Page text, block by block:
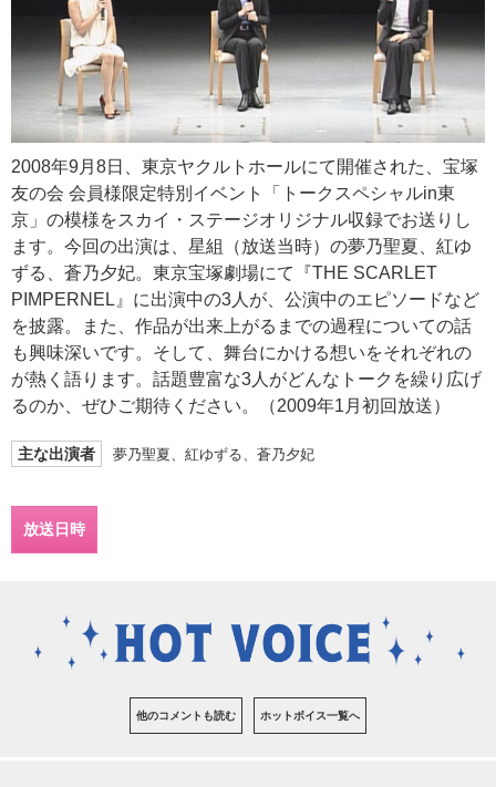
2008年9月8日、東京ヤクルトホールにて開催された、宝塚
友の会 会員様限定特別イベント「トークスペシャルin東
京」の模様をスカイ・ステージオリジナル収録でお送りし
ます。今回の出演は、星組（放送当時）の夢乃聖夏、紅ゆ
ずる、蒼乃夕妃。東京宝塚劇場にて『THE SCARLET
PIMPERNEL』に出演中の3人が、公演中のエピソードなど
を披露。また、作品が出来上がるまでの過程についての話
も興味深いです。そして、舞台にかける想いをそれぞれの
が熱く語ります。話題豊富な3人がどんなトークを繰り広げ
るのか、ぜひご期待ください。（2009年1月初回放送）
主な出演者 夢乃聖夏、紅ゆずる、蒼乃夕妃
放送日時
他のコメントも読む ホットボイス一覧へ